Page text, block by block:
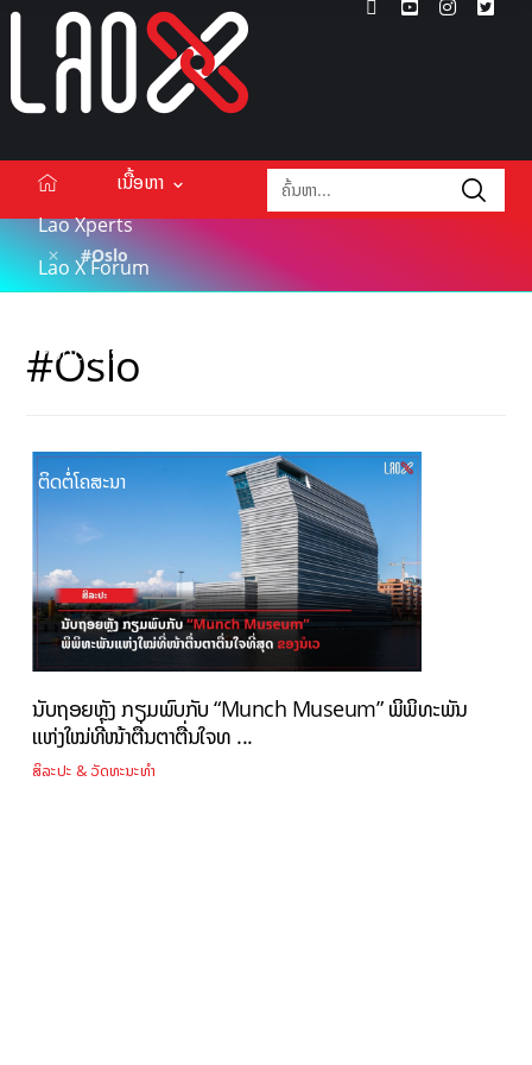
ເນື້ອຫາ
Lao Xperts
Lao X Forum
Podcasts
ຕິດຕໍ່ໂຄສະນາ
#Oslo
#Oslo
ນັບຖອຍຫຼັງ ກຽມພົບກັບ “Munch Museum” ພິພິທະພັນ
ແຫ່ງໃໝ່ທີ່ໜ້າຕື່ນຕາຕື່ນໃຈທ ...
ສິລະປະ & ວັດທະນະທຳ